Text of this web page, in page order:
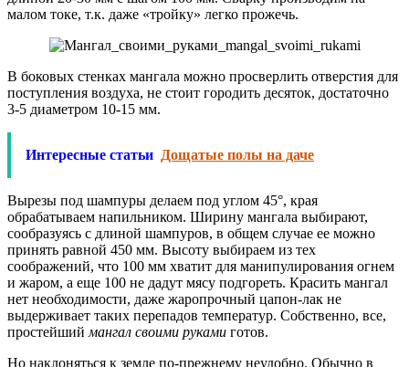
малом токе, т.к. даже «тройку» легко прожечь.
В боковых стенках мангала можно просверлить отверстия для
поступления воздуха, не стоит городить десяток, достаточно
3-5 диаметром 10-15 мм.
Интересные статьи Дощатые полы на даче
Вырезы под шампуры делаем под углом 45°, края
обрабатываем напильником. Ширину мангала выбирают,
сообразуясь с длиной шампуров, в общем случае ее можно
принять равной 450 мм. Высоту выбираем из тех
соображений, что 100 мм хватит для манипулирования огнем
и жаром, а еще 100 не дадут мясу подгореть. Красить мангал
нет необходимости, даже жаропрочный цапон-лак не
выдерживает таких перепадов температур. Собственно, все,
простейший мангал своими руками готов.
Но наклоняться к земле по-прежнему неудобно. Обычно в